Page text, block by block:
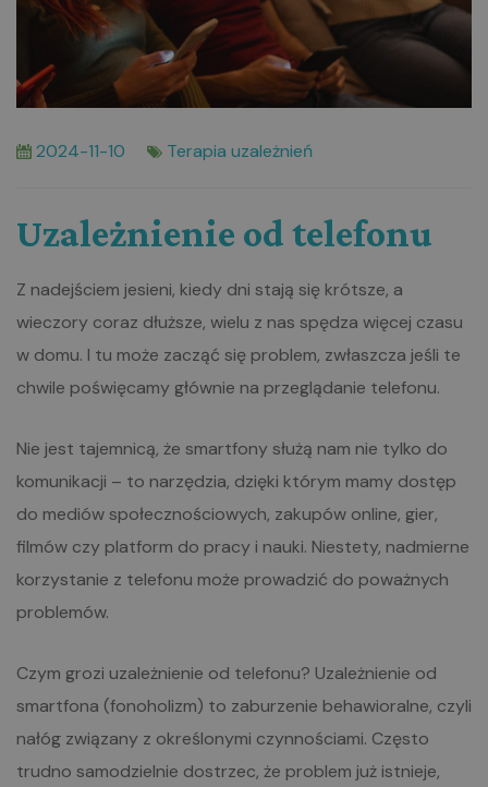
2024-11-10 Terapia uzależnień
Uzależnienie od telefonu
Z nadejściem jesieni, kiedy dni stają się krótsze, a
wieczory coraz dłuższe, wielu z nas spędza więcej czasu
w domu. I tu może zacząć się problem, zwłaszcza jeśli te
chwile poświęcamy głównie na przeglądanie telefonu.
Nie jest tajemnicą, że smartfony służą nam nie tylko do
komunikacji – to narzędzia, dzięki którym mamy dostęp
do mediów społecznościowych, zakupów online, gier,
filmów czy platform do pracy i nauki. Niestety, nadmierne
korzystanie z telefonu może prowadzić do poważnych
problemów.
Czym grozi uzależnienie od telefonu? Uzależnienie od
smartfona (fonoholizm) to zaburzenie behawioralne, czyli
nałóg związany z określonymi czynnościami. Często
trudno samodzielnie dostrzec, że problem już istnieje,